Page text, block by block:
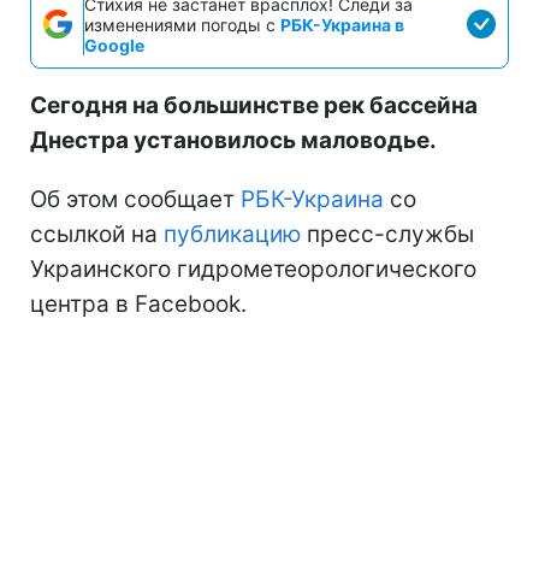
изменениями погоды с РБК-Украина в
Google
Сегодня на большинстве рек бассейна
Днестра установилось маловодье.
Об этом сообщает РБК-Украина со
ссылкой на публикацию пресс-службы
Украинского гидрометеорологического
центра в Facebook.